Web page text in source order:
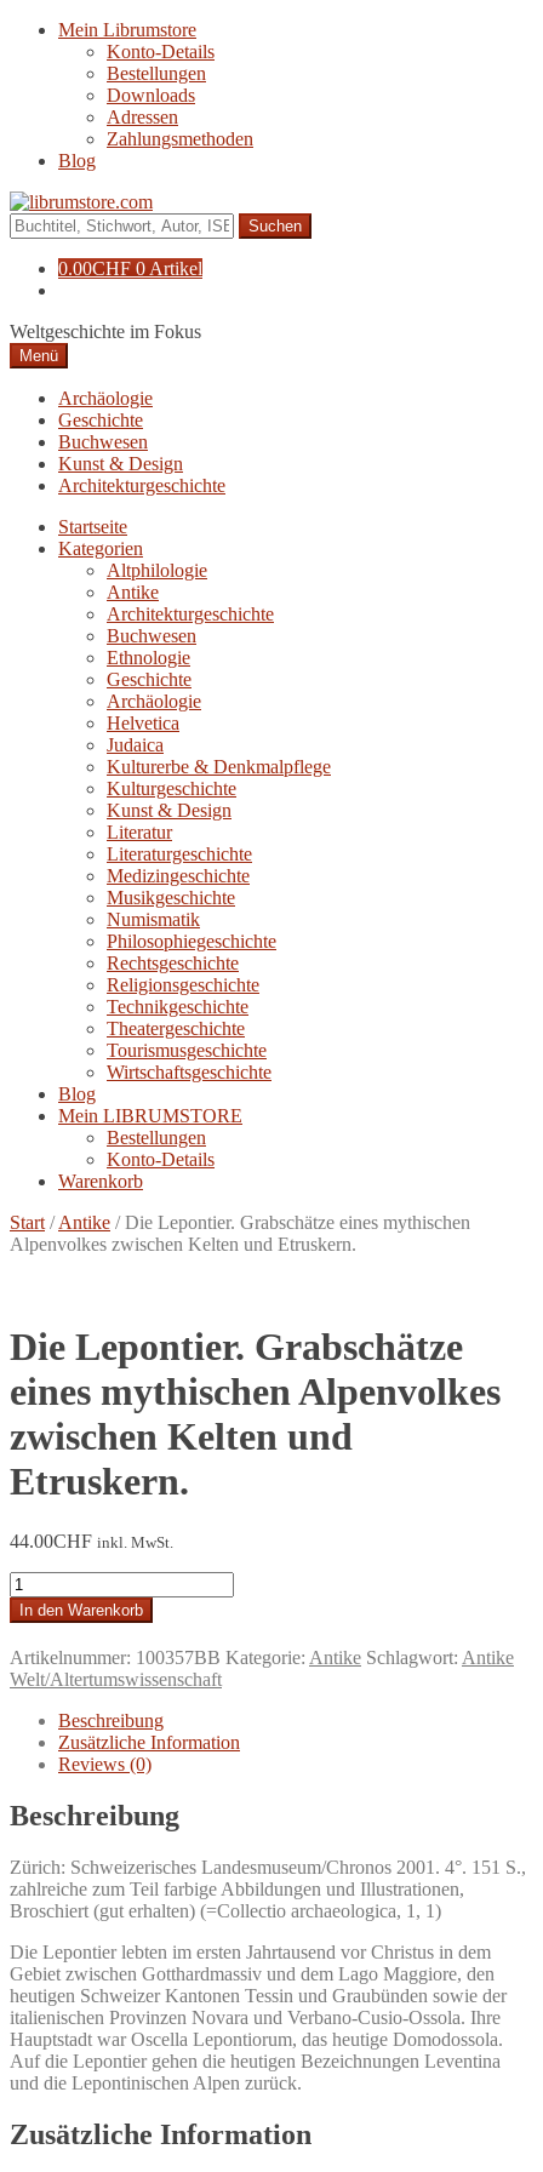
Navigation
Zum
Mein Librumstore
Konto-Details
Bestellungen
Downloads
Adressen
Zahlungsmethoden
Blog
Suche
nach:
0.00CHF 0 Artikel
Weltgeschichte im Fokus
Menü
Archäologie
Geschichte
Buchwesen
Kunst & Design
Architekturgeschichte
Startseite
Kategorien
Altphilologie
Antike
Architekturgeschichte
Buchwesen
Ethnologie
Geschichte
Archäologie
Helvetica
Judaica
Kulturerbe & Denkmalpflege
Kulturgeschichte
Kunst & Design
Literatur
Literaturgeschichte
Medizingeschichte
Musikgeschichte
Numismatik
Philosophiegeschichte
Rechtsgeschichte
Religionsgeschichte
Technikgeschichte
Theatergeschichte
Tourismusgeschichte
Wirtschaftsgeschichte
Blog
Mein LIBRUMSTORE
Bestellungen
Konto-Details
Warenkorb
Start /Antike /Die Lepontier. Grabschätze eines mythischen
Alpenvolkes zwischen Kelten und Etruskern.
Die Lepontier. Grabschätze
eines mythischen Alpenvolkes
zwischen Kelten und
Etruskern.
44.00CHF inkl. MwSt.
Die
Lepontier.
Grabschätze
eines
mythischen
Alpenvolkes
zwischen
Kelten
Etruskern.
In den Warenkorb
Artikelnummer: 100357BB Kategorie: Antike Schlagwort: Antike
Welt/Altertumswissenschaft
Beschreibung
Zusätzliche Information
Reviews (0)
Beschreibung
Zürich: Schweizerisches Landesmuseum/Chronos 2001. 4°. 151 S.,
zahlreiche zum Teil farbige Abbildungen und Illustrationen,
Broschiert (gut erhalten) (=Collectio archaeologica, 1, 1)
Die Lepontier lebten im ersten Jahrtausend vor Christus in dem
Gebiet zwischen Gotthardmassiv und dem Lago Maggiore, den
heutigen Schweizer Kantonen Tessin und Graubünden sowie der
italienischen Provinzen Novara und Verbano-Cusio-Ossola. Ihre
Hauptstadt war Oscella Lepontiorum, das heutige Domodossola.
Auf die Lepontier gehen die heutigen Bezeichnungen Leventina
und die Lepontinischen Alpen zurück.
Zusätzliche Information